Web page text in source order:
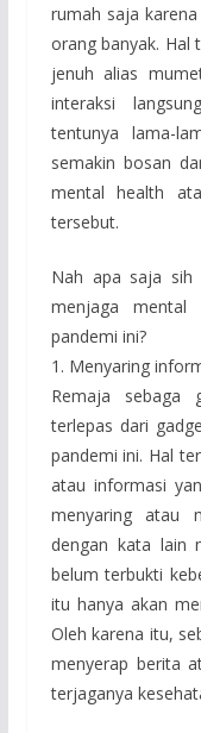
rumah saja
orang banyak. Hal
jenuh alias
interaksi
tentunya lama-
semakin bosan
mental health
tersebut.
Nah apa saja sih
menjaga
pandemi ini?
1. Menyaring
Remaja sebaga
terlepas dari
pandemi ini. Hal
atau informasi
menyaring atau
dengan kata lain
belum terbukti
itu hanya akan
Oleh karena itu,
menyerap berita
terjaganya